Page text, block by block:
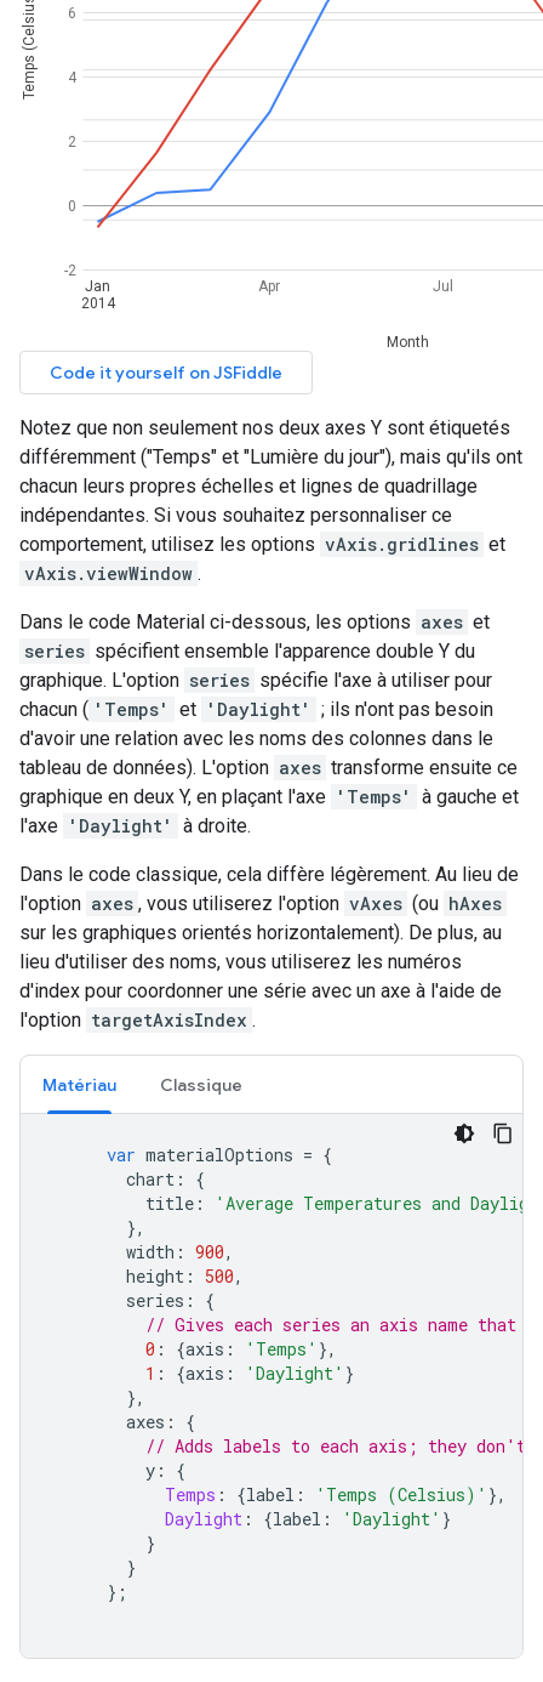
Notez que non seulement nos deux axes Y sont étiquetés
différemment ("Temps" et "Lumière du jour"), mais qu'ils ont
chacun leurs propres échelles et lignes de quadrillage
indépendantes. Si vous souhaitez personnaliser ce
comportement, utilisez les options vAxis.gridlines et
vAxis.viewWindow .
Dans le code Material ci-dessous, les options axes et
series spécifient ensemble l'apparence double Y du
graphique. L'option series spécifie l'axe à utiliser pour
chacun ( 'Temps' et 'Daylight'
; ils n'ont pas besoin
d'avoir une relation avec les noms des colonnes dans le
tableau de données). L'option axes transforme ensuite ce
graphique en deux Y, en plaçant l'axe 'Temps'
à gauche et
l'axe 'Daylight' à droite.
Dans le code classique, cela diffère légèrement. Au lieu de
l'option axes , vous utiliserez l'option vAxes (ou hAxes
sur les graphiques orientés horizontalement). De plus, au
lieu d'utiliser des noms, vous utiliserez les numéros
d'index pour coordonner une série avec un axe à l'aide de
l'option targetAxisIndex .
Matériau Classique
var materialOptions = {
chart :
{
title :
'Average Temperatures and
},
width : 900,
height : 500,
series :
{
// Gives each series an axis name that
0 : {axis : 'Temps' },
1 : {axis : 'Daylight' }
},
axes :
{
// Adds labels to each axis; they don't
y :
{
Temps : {label : 'Temps (Celsius)' },
Daylight : {label : 'Daylight' }
}
}
};